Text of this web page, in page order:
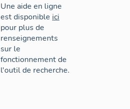
Une aide en ligne
est disponible ici
pour plus de
renseignements
sur le
fonctionnement de
l'outil de recherche.